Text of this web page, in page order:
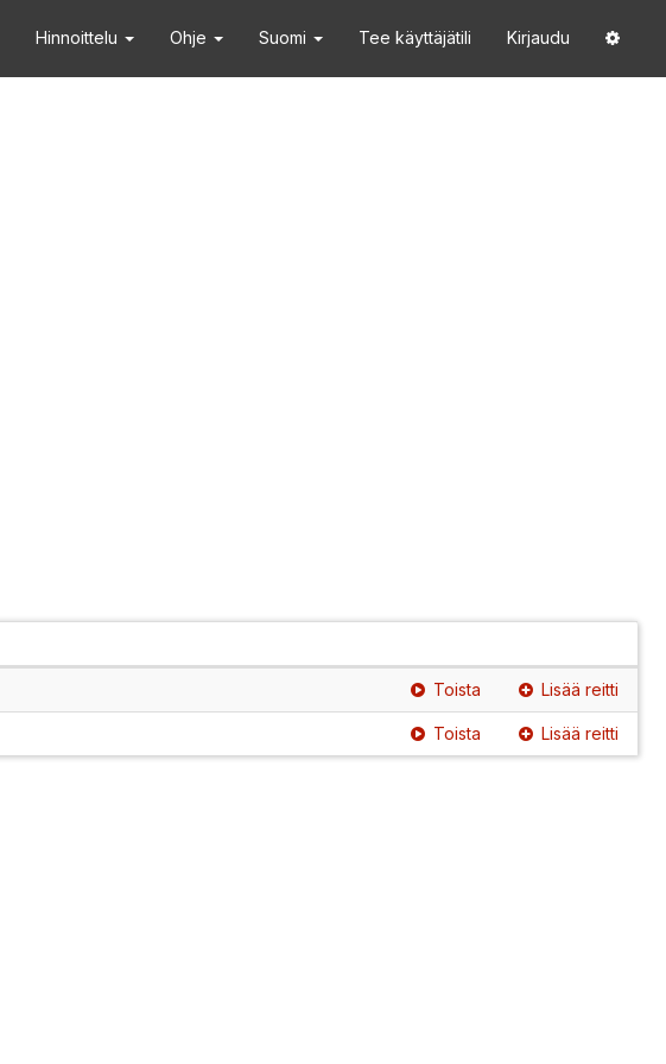
Hinnoittelu Ohje Suomi Tee käyttäjätili Kirjaudu
Toista Lisää reitti
Toista Lisää reitti